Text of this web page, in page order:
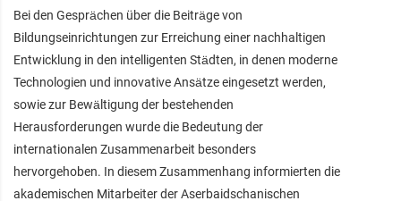
Bei den Gesprächen über die Beiträge von
Bildungseinrichtungen zur Erreichung einer nachhaltigen
Entwicklung in den intelligenten Städten, in denen moderne
Technologien und innovative Ansätze eingesetzt werden,
sowie zur Bewältigung der bestehenden
Herausforderungen wurde die Bedeutung der
internationalen Zusammenarbeit besonders
hervorgehoben. In diesem Zusammenhang informierten die
akademischen Mitarbeiter der Aserbaidschanischen